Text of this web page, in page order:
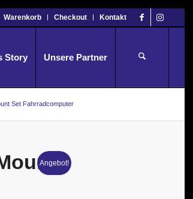
Warenkorb Checkout Kontakt
Story Unsere Partner
Set Fahrradcomputer
Angebot!